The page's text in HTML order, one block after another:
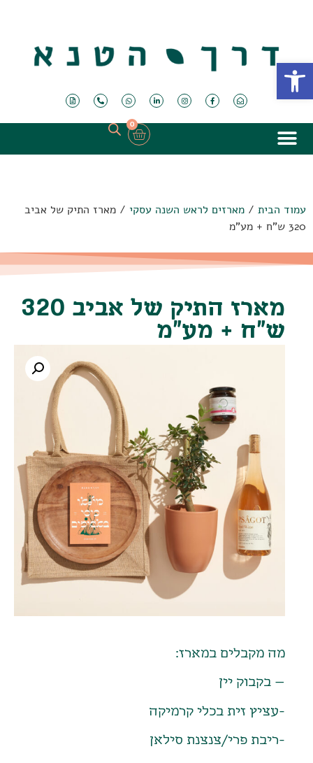
פתח סרגל נגישות
0
עמוד הבית / מארזים לראש השנה עסקי / מארז התיק של אביב
320 ש"ח + מע"מ
מארז התיק של אביב 320
ש"ח + מע"מ
מה מקבלים במארז:
– בקבוק יין
-עציץ זית בכלי קרמיקה
-ריבת פרי/צנצנת סילאן